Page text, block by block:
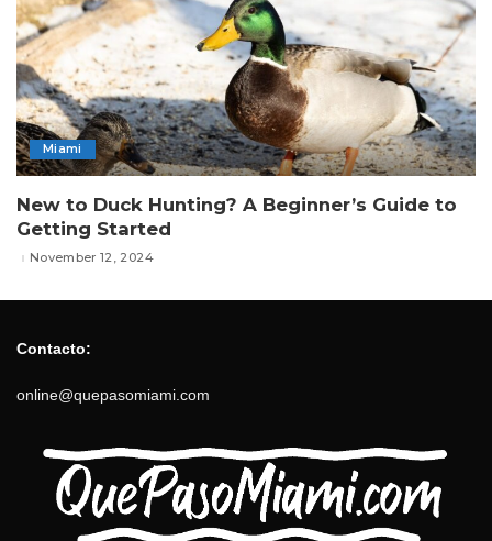
Miami
New to Duck Hunting? A Beginner’s Guide to
Getting Started
November 12, 2024
Contacto:
online@quepasomiami.com